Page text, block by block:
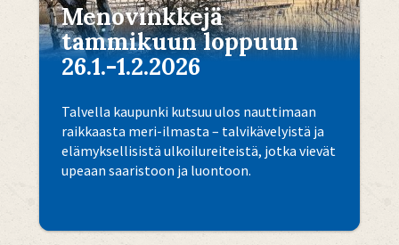
Menovinkkejä
tammikuun loppuun
26.1.-1.2.2026
Talvella kaupunki kutsuu ulos nauttimaan
raikkaasta meri-ilmasta – talvikävelyistä ja
elämyksellisistä ulkoilureiteistä, jotka vievät
upeaan saaristoon ja luontoon.